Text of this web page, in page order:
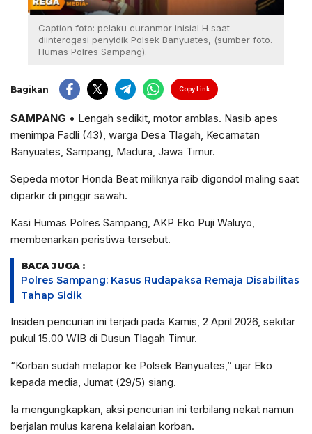
Caption foto: pelaku curanmor inisial H saat
diinterogasi penyidik Polsek Banyuates, (sumber foto.
Humas Polres Sampang).
Bagikan Copy Link
SAMPANG • Lengah sedikit, motor amblas. Nasib apes
menimpa Fadli (43), warga Desa Tlagah, Kecamatan
Banyuates, Sampang, Madura, Jawa Timur.
Sepeda motor Honda Beat miliknya raib digondol maling saat
diparkir di pinggir sawah.
Kasi Humas Polres Sampang, AKP Eko Puji Waluyo,
membenarkan peristiwa tersebut.
BACA JUGA :
Polres Sampang: Kasus Rudapaksa Remaja Disabilitas
Tahap Sidik
Insiden pencurian ini terjadi pada Kamis, 2 April 2026, sekitar
pukul 15.00 WIB di Dusun Tlagah Timur.
“Korban sudah melapor ke Polsek Banyuates,” ujar Eko
kepada media, Jumat (29/5) siang.
Ia mengungkapkan, aksi pencurian ini terbilang nekat namun
berjalan mulus karena kelalaian korban.